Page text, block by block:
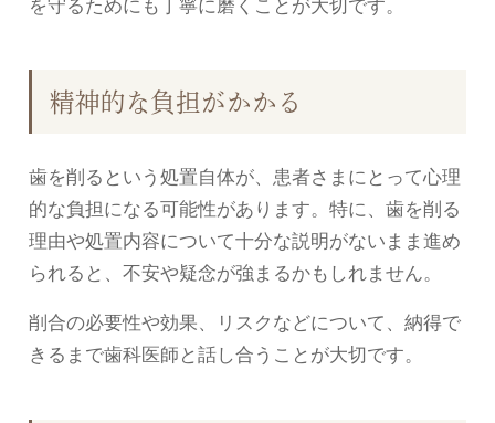
精神的な負担がかかる
歯を削るという処置自体が、患者さまにとって心理
的な負担になる可能性があります。特に、歯を削る
理由や処置内容について十分な説明がないまま進め
られると、不安や疑念が強まるかもしれません。
削合の必要性や効果、リスクなどについて、納得で
きるまで歯科医師と話し合うことが大切です。